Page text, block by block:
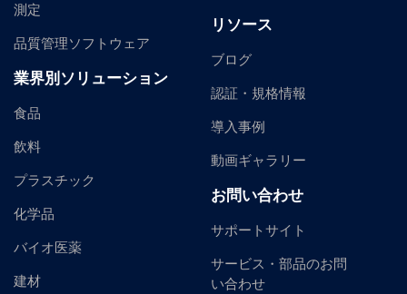
測定
品質管理ソフトウェア
業界別ソリューション
食品
飲料
プラスチック
化学品
バイオ医薬
建材
リソース
ブログ
認証・規格情報
導入事例
動画ギャラリー
お問い合わせ
サポートサイト
サービス・部品のお問
い合わせ